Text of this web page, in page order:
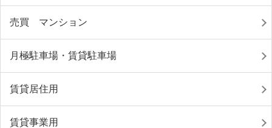
売買 マンション
月極駐車場・賃貸駐車場
賃貸居住用
賃貸事業用